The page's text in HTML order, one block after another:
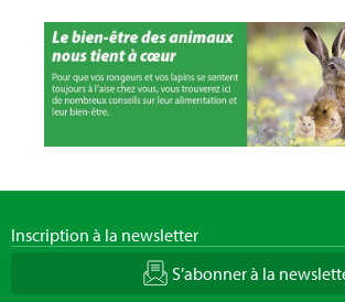
Inscription à la newsletter
S’abonner à la